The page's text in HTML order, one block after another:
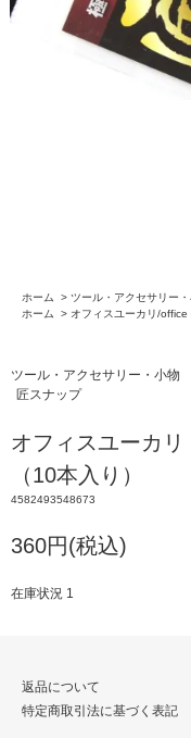
ホーム > ツール・アクセサリー
ホーム
> オフィスユーカリ/
ツール・アクセサリー・小物
匠スナップ
オフィスユーカ
（10本入り）
4582493548673
360円(税込)
在庫状況 1
返品について
特定商取引法に基づく表記